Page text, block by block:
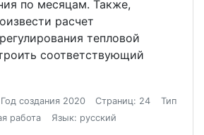
по месяцам. Также,
расчет
тепловой
соответствующий
Год создания 2020 Страниц: 24
Тип
работа
Язык: русский